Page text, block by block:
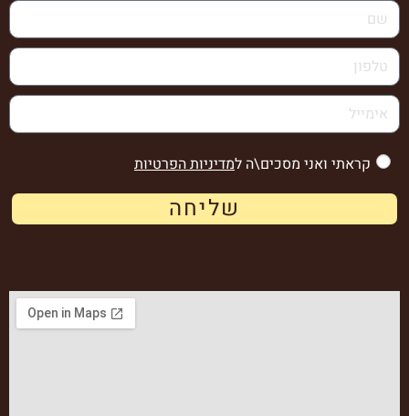
קראתי ואני מסכים\ה למדיניות הפרטיות
שליחה